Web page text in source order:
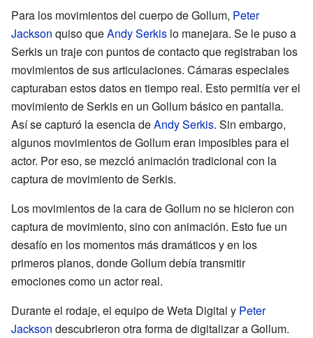
Para los movimientos del cuerpo de Gollum, Peter
Jackson quiso queAndy Serkis lo manejara. Se le puso a
Serkis un traje con puntos de contacto que registraban los
movimientos de sus articulaciones. Cámaras especiales
capturaban estos datos en tiempo real. Esto permitía ver el
movimiento de Serkis en un Gollum básico en pantalla.
Así se capturó la esencia deAndy Serkis. Sin embargo,
algunos movimientos de Gollum eran imposibles para el
actor. Por eso, se mezcló animación tradicional con la
captura de movimiento de Serkis.
Los movimientos de la cara de Gollum no se hicieron con
captura de movimiento, sino con animación. Esto fue un
desafío en los momentos más dramáticos y en los
primeros planos, donde Gollum debía transmitir
emociones como un actor real.
Durante el rodaje, el equipo de Weta Digital y Peter
Jackson descubrieron otra forma de digitalizar a Gollum.